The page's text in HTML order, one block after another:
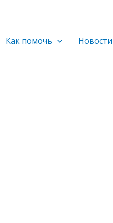
Как помочь Новости